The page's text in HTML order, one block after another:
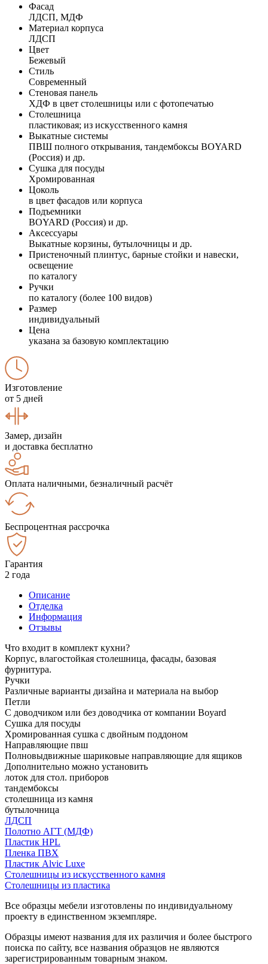
Фасад
ЛДСП, МДФ
Материал корпуса
ЛДСП
Цвет
Бежевый
Стиль
Современный
Стеновая панель
ХДФ в цвет столешницы или с фотопечатью
Столешница
пластиковая; из искусственного камня
Выкатные системы
ПВШ полного открывания, тандембоксы BOYARD
(Россия) и др.
Сушка для посуды
Хромированная
Цоколь
в цвет фасадов или корпуса
Подъемники
BOYARD (Россия) и др.
Аксессуары
Выкатные корзины, бутылочницы и др.
Пристеночный плинтус, барные стойки и навески,
освещение
по каталогу
Ручки
по каталогу (более 100 видов)
Размер
индивидуальный
Цена
указана за базовую комплектацию
Изготовление
от 5 дней
Замер, дизайн
и доставка бесплатно
Оплата наличными, безналичный расчёт
Беспроцентная рассрочка
Гарантия
2 года
Описание
Отделка
Информация
Отзывы
Что входит в комплект кухни?
Корпус, влагостойкая столешница, фасады, базовая
фурнитура.
Ручки
Различные варианты дизайна и материала на выбор
Петли
С доводчиком или без доводчика от компании Boyard
Сушка для посуды
Хромированная сушка с двойным поддоном
Направляющие пвш
Полновыдвижные шариковые направляющие для ящиков
Дополнительно можно установить
лоток для стол. приборов
тандембоксы
столешница из камня
бутылочница
ЛДСП
Полотно АГТ (МДФ)
Пластик HPL
Пленка ПВХ
Пластик Alvic Luxe
Столешницы из искусственного камня
Столешницы из пластика
Все образцы мебели изготовлены по индивидуальному
проекту в единственном экземпляре.
Образцы имеют названия для их различия и более быстрого
поиска по сайту, все названия образцов не являются
зарегистрированным товарным знаком.